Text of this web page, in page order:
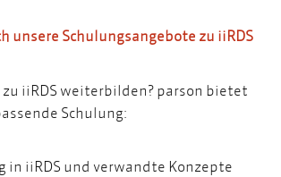
unsere Schulungsangebote zu iiRDS
zu iiRDS weiterbilden? parson bietet
Schulung:
in iiRDS und verwandte Konzepte